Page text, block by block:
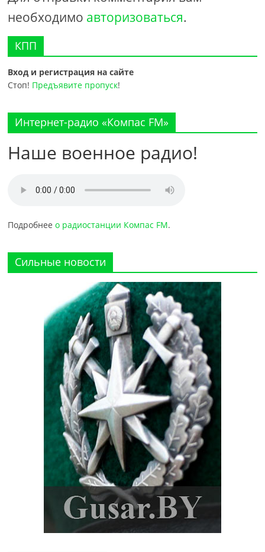
необходимо авторизоваться.
КПП
Вход и регистрация на сайте
Стоп! Предъявите пропуск!
Интернет-радио «Компас FM»
Наше военное радио!
Подробнеео радиостанции Компас FM.
Сильные новости